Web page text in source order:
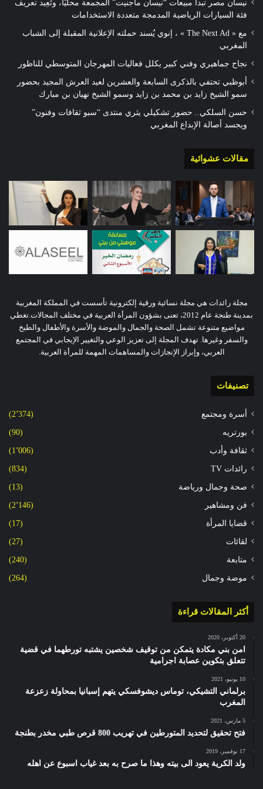
نيسان مصر تبدأ مبيعات “نيسان ماجنيت” المجمعة محليًا، وتُعِيد تعريف
فئة السيارات الرياضية المدمجة متعددة الاستخدامات
مع « The Next Ad » ، إنوي يُسند حملته الإعلانية المقبلة إلى الشباب
المغربي
نجاح جماهيري وفني كبير يكلل فعاليات المهرجان المتوسطي للناظور
أبوظبي تحتفي بالذكرى السابعة والعشرين لعيد العرش المجيد بحضور
سمو الشيخ زايد بن محمد بن زايد وسمو الشيخ نهيان بن مبارك
حسن السلكي.. حضور تشكيلي يثري منتدى “سبو ثقافات وفنون”
ويجسد أصالة الإبداع المغربي
مقالات عشوائية
مجلة رائدات هي مجلة نسائية ورقية إلكترونية تأسست في المملكة المغربية
بمدينة طنجة عام 2012، تعنى بشؤون المرأة العربية في مختلف المجالات.تغطي
مواضيع متنوعة تشمل الصحة والجمال والموضة والأسرة والأطفال والطبخ
والسفر وغيرها. تهدف المجلة إلى تعزيز الوعي والتغيير الإيجابي في المجتمع
العربي، وإبراز الإنجازات والمساهمات المهمة للمرأة العربية.
تصنيفات
أسرة ومجتمع (2٬374)
بورتريه (90)
ثقافة وأدب (1٬006)
رائدات TV (834)
صحة وجمال ورياضة (13)
فن ومشاهير (2٬146)
قضايا المرأة (17)
لقائات (27)
متابعة (240)
موضة وجمال (264)
أكثر المقالات قراءة
20 أكتوبر، 2020
امن بني مكادة يتمكن من توقيف شخصين يشتبه تورطهما في قضية
تتعلق بتكوين عصابة اجرامية
10 يونيو، 2021
برلماني التشيكي، توماس ديشوفسكي يتهم إسبانيا بمحاولة زعزعة
المغرب
5 مارس، 2021
فتح تحقيق لتحديد المتورطين في تهريب 800 قرص طبي مخدر بطنجة
17 نوفمبر، 2019
ولد الكرية يعود الى بيته وهذا ما صرح به بعد غياب اسبوع عن اهله